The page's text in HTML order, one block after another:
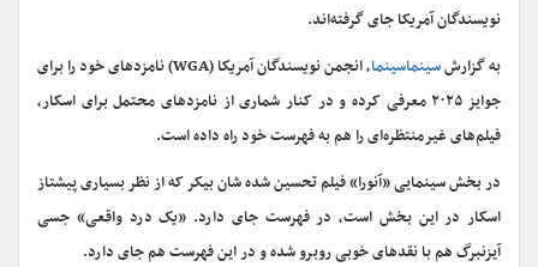
نویسندگان آمریکا جای گرفته‌اند.
به گزارشسینماسینما
، انجمن نویسندگان آمریکا (WGA) نامزدهای خود را برای
جوایز ۲۰۲۵ معرفی کرده و در کنار شماری از نامزدهای محتمل برای اسکار،
فیلم‌های غیرمنتظره‌ای را هم به فهرست خود راه داده است.
در بخش سینمایی «آنورا» فیلم تحسین شده شان بیکر که از نظر بسیاری پیشتاز
اسکار در این بخش است، در فهرست جای دارد. «یک درد واقعی» جسی
آیزنبرگ هم با نقدهای خوبی روبرو شده و در این فهرست هم جای دارد.